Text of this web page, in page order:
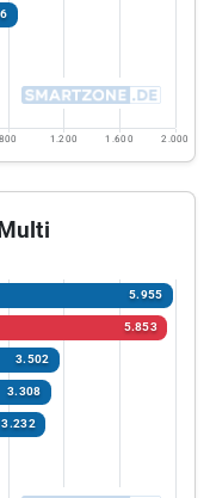
800 1.200 1.600 2.000
5.955
5.853
3.502
3.308
3.232